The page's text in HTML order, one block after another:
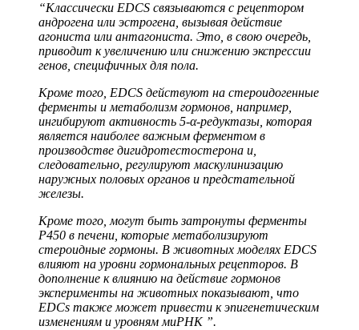
“Классически EDCS связываются с рецептором
андрогена или эстрогена, вызывая действие
агониста или антагониста. Это, в свою очередь,
приводит к увеличению или снижению экспрессии
генов, специфичных для пола.
Кроме того, EDCS действуют на стероидогенные
ферменты и метаболизм гормонов, например,
ингибируют активность 5-α-редуктазы, которая
является наиболее важным ферментом в
производстве дигидротестостерона и,
следовательно, регулируют маскулинизацию
наружных половых органов и предстательной
железы.
Кроме того, могут быть затронуты ферменты
P450 в печени, которые метаболизируют
стероидные гормоны. В животных моделях EDCS
влияют на уровни гормональных рецепторов. В
дополнение к влиянию на действие гормонов
эксперименты на животных показывают, что
EDCs также может привести к эпигенетическим
изменениям и уровням миРНК ”.